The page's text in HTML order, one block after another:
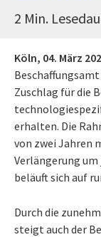
2 Min.
Köln, 04. März
Zuschlag für die
erhalten. Die
von zwei Jahren
Verlängerung um
beläuft sich auf
Durch die
steigt auch der